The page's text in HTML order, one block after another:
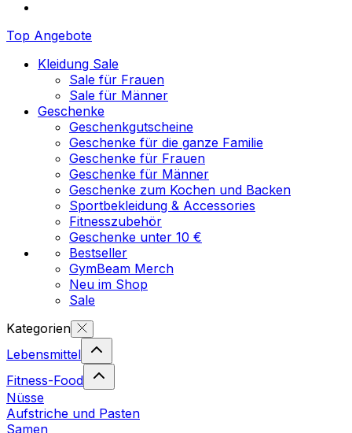
Top Angebote
Kleidung Sale
Sale für Frauen
Sale für Männer
Geschenke
Geschenkgutscheine
Geschenke für die ganze Familie
Geschenke für Frauen
Geschenke für Männer
Geschenke zum Kochen und Backen
Sportbekleidung & Accessories
Fitnesszubehör
Geschenke unter 10 €
Bestseller
GymBeam Merch
Neu im Shop
Sale
Kategorien
Lebensmittel
Fitness-Food
Nüsse
Aufstriche und Pasten
Samen